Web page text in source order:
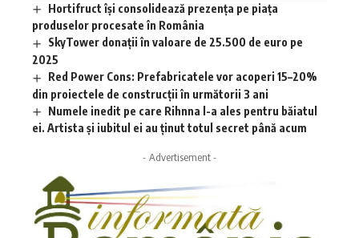
Hortifruct își consolidează prezența pe piața
produselor procesate în România
SkyTower donații în valoare de 25.500 de euro pe
2025
Red Power Cons: Prefabricatele vor acoperi 15–20%
din proiectele de construcții în următorii 3 ani
Numele inedit pe care Rihnna l-a ales pentru băiatul
ei. Artista și iubitul ei au ținut totul secret până acum
- Advertisement -